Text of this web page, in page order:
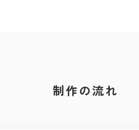
制作の流れ